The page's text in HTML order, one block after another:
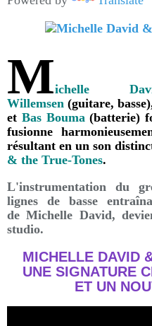
Michelle
Willemsen (guitare,
et Bas Bouma(batterie)
fusionne
résultant en un son
& the True-Tones.
L'instrumentation du
lignes de basse
de Michelle David,
studio.
MICHELLE DAVID
UNE SIGNATURE
ET UN